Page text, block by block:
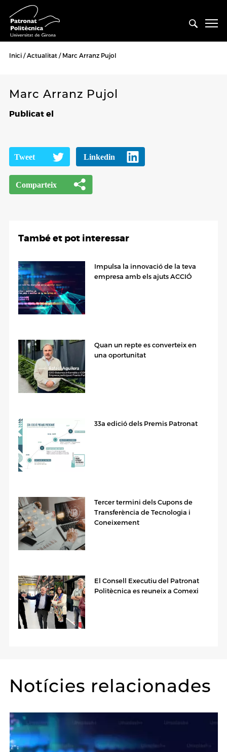
Inici Actualitat Marc Arranz Pujol
Marc Arranz Pujol
Publicat el
També et pot interessar
Impulsa la innovació de la teva
empresa amb els ajuts ACCIÓ
Quan un repte es converteix en
una oportunitat
33a edició dels Premis Patronat
Tercer termini dels Cupons de
Transferència de Tecnologia i
Coneixement
El Consell Executiu del Patronat
Politècnica es reuneix a Comexi
Notícies relacionades